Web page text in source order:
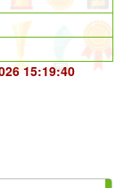
15:19:40